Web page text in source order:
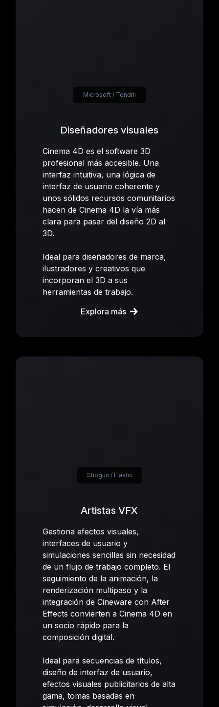
Diseñadores visuales
Cinema 4D es el software 3D
profesional más accesible. Una
interfaz intuitiva, una lógica de
interfaz de usuario coherente y
unos sólidos recursos comunitarios
hacen de Cinema 4D la vía más
clara para pasar del diseño 2D al
3D.
Ideal para diseñadores de marca,
ilustradores y creativos que
incorporan el 3D a sus
herramientas de trabajo.
Explora más
Microsoft / Tendril
Artistas VFX
Gestiona efectos visuales,
interfaces de usuario y
simulaciones sencillas sin necesidad
de un flujo de trabajo completo. El
seguimiento de la animación, la
renderización multipaso y la
integración de Cineware con After
Effects convierten a Cinema 4D en
un socio rápido para la
composición digital.
Ideal para secuencias de títulos,
diseño de interfaz de usuario,
efectos visuales publicitarios de alta
gama, tomas basadas en
Shōgun / Elastic